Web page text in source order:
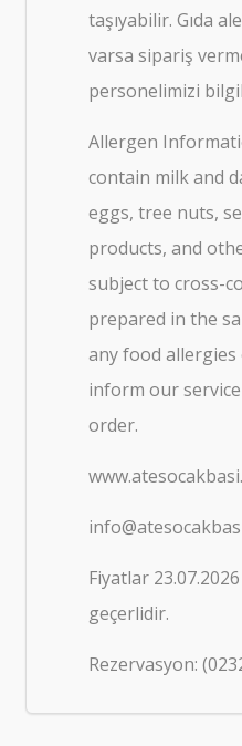
taşıyabilir. Gıda
varsa sipariş
personelimizi
Allergen
contain milk and
eggs, tree nuts,
products, and
subject to cross-
prepared in the
any food
inform our
order.
Fiyatlar
geçerlidir.
Rezervasyon: